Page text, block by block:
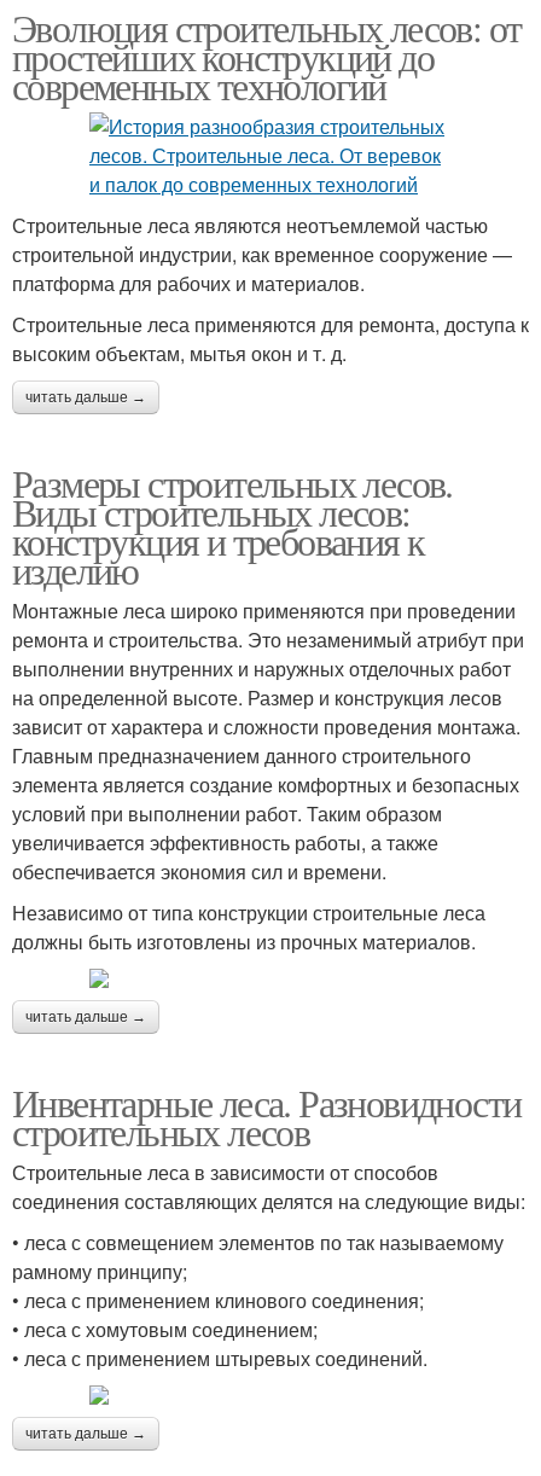
Эволюция строительных лесов: от
простейших конструкций до
современных технологий
Строительные леса являются неотъемлемой частью
строительной индустрии, как временное сооружение —
платформа для рабочих и материалов.
Строительные леса применяются для ремонта, доступа к
высоким объектам, мытья окон и т. д.
читать дальше →
Размеры строительных лесов.
Виды строительных лесов:
конструкция и требования к
изделию
Монтажные леса широко применяются при проведении
ремонта и строительства. Это незаменимый атрибут при
выполнении внутренних и наружных отделочных работ
на определенной высоте. Размер и конструкция лесов
зависит от характера и сложности проведения монтажа.
Главным предназначением данного строительного
элемента является создание комфортных и безопасных
условий при выполнении работ. Таким образом
увеличивается эффективность работы, а также
обеспечивается экономия сил и времени.
Независимо от типа конструкции строительные леса
должны быть изготовлены из прочных материалов.
читать дальше →
Инвентарные леса. Разновидности
строительных лесов
Строительные леса в зависимости от способов
соединения составляющих делятся на следующие виды:
• леса с совмещением элементов по так называемому
рамному принципу;
• леса с применением клинового соединения;
• леса с хомутовым соединением;
• леса с применением штыревых соединений.
читать дальше →